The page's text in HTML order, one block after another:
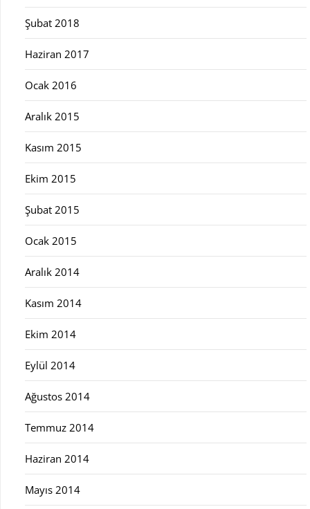
Şubat 2018
Haziran 2017
Ocak 2016
Aralık 2015
Kasım 2015
Ekim 2015
Şubat 2015
Ocak 2015
Aralık 2014
Kasım 2014
Ekim 2014
Eylül 2014
Ağustos 2014
Temmuz 2014
Haziran 2014
Mayıs 2014